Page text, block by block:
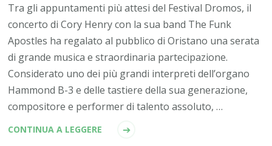
Tra gli appuntamenti più attesi del Festival Dromos, il
concerto di Cory Henry con la sua band The Funk
Apostles ha regalato al pubblico di Oristano una serata
di grande musica e straordinaria partecipazione.
Considerato uno dei più grandi interpreti dell’organo
Hammond B-3 e delle tastiere della sua generazione,
compositore e performer di talento assoluto, …
CONTINUA A LEGGERE